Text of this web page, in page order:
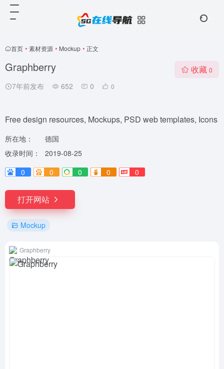
首页 • 素材资源 • Mockup • 正文
Graphberry
7年前发布 652 0 0
收藏 0
Free design resources, Mockups, PSD web templates, Icons
所在地：
德国
收录时间：
2019-08-25
0
0 0 0 0
打开网站
Mockup
Graphberry